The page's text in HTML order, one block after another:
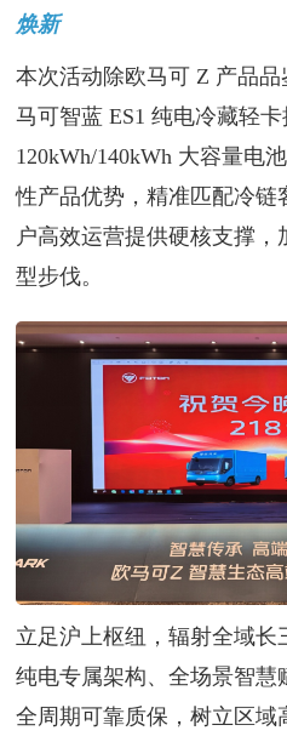
焕新
本次活动除欧马可 Z 产品
马可智蓝 ES1 纯电冷藏轻
120kWh/140kWh 大容量电
性产品优势，精准匹配冷链
户高效运营提供硬核支撑
型步伐。
立足沪上枢纽，辐射全域长
纯电专属架构、全场景智
全周期可靠质保，树立区